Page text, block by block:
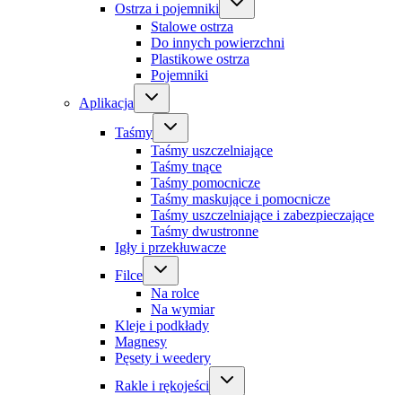
Ostrza i pojemniki
Stalowe ostrza
Do innych powierzchni
Plastikowe ostrza
Pojemniki
Aplikacja
Taśmy
Taśmy uszczelniające
Taśmy tnące
Taśmy pomocnicze
Taśmy maskujące i pomocnicze
Taśmy uszczelniające i zabezpieczające
Taśmy dwustronne
Igły i przekłuwacze
Filce
Na rolce
Na wymiar
Kleje i podkłady
Magnesy
Pęsety i weedery
Rakle i rękojeści